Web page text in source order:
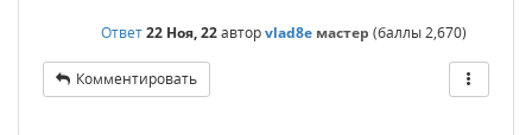
Ответ22 Ноя, 22авторvlad8e мастер (баллы2,670)
Комментировать